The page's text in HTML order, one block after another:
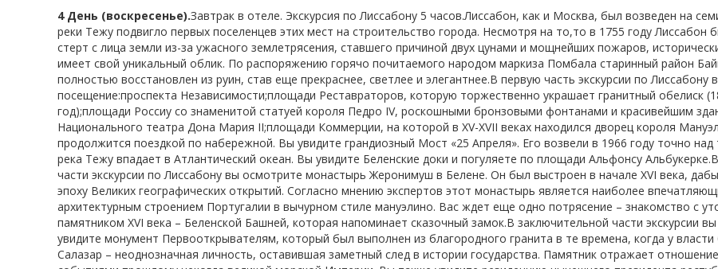
4 День (воскресенье).Завтрак в отеле. Экскурсия по Лиссабону 5 часов.Лиссабон, как и Москва, был возведен на
реки Тежу подвигло первых поселенцев этих мест на строительство города. Несмотря на то,то в 1755 году Лиссабон
стерт с лица земли из-за ужасного землетрясения, ставшего причиной двух цунами и мощнейших пожаров,
имеет свой уникальный облик. По распоряжению горячо почитаемого народом маркиза Помбала старинный район
полностью восстановлен из руин, став еще прекраснее, светлее и элегантнее.В первую часть экскурсии по Лиссабону
посещение:проспекта Независимости;площади Реставраторов, которую торжественно украшает гранитный обелиск
год);площади Россиу со знаменитой статуей короля Педро IV, роскошными бронзовыми фонтанами и красивейшим
Национального театра Дона Мария II;площади Коммерции, на которой в XV-XVII веках находился дворец короля
продолжится поездкой по набережной. Вы увидите грандиозный Мост «25 Апреля». Его возвели в 1966 году точно
река Тежу впадает в Атлантический океан. Вы увидите Беленские доки и погуляете по площади Альфонсу
части экскурсии по Лиссабону вы осмотрите монастырь Жеронимуш в Белене. Он был выстроен в начале XVI века,
эпоху Великих географических открытий. Согласно мнению экспертов этот монастырь является наиболее
архитектурным строением Португалии в вычурном стиле мануэлино. Вас ждет еще одно потрясение – знакомство с
памятником XVI века – Беленской Башней, которая напоминает сказочный замок.В заключительной части экскурсии вы
увидите монумент Первооткрывателям, который был выполнен из благородного гранита в те времена, когда у
Салазар – неоднозначная личность, оставившая заметный след в истории государства. Памятник отражает